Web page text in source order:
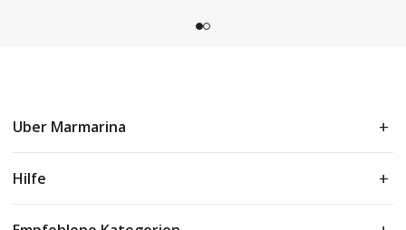
Uber Marmarina
Hilfe